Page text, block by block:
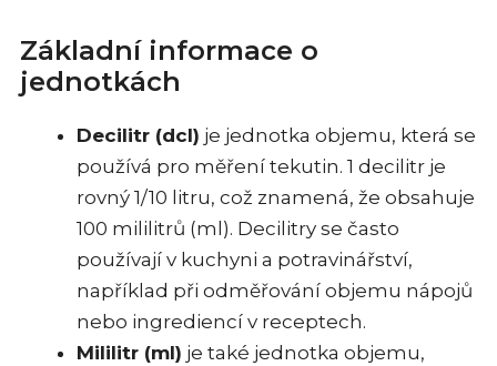
Základní informace o
jednotkách
Decilitr (dcl) je jednotka objemu, která se
používá pro měření tekutin. 1 decilitr je
rovný 1/10 litru, což znamená, že obsahuje
100 mililitrů (ml). Decilitry se často
používají v kuchyni a potravinářství,
například při odměřování objemu nápojů
nebo ingrediencí v receptech.
Mililitr (ml) je také jednotka objemu,